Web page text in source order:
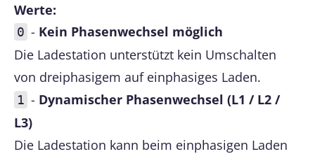
Werte:
0 - Kein Phasenwechsel möglich
Die Ladestation unterstützt kein Umschalten
von dreiphasigem auf einphasiges Laden.
1 - Dynamischer Phasenwechsel (L1 / L2 /
L3)
Die Ladestation kann beim einphasigen Laden